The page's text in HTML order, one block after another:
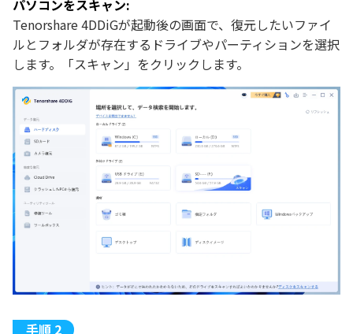
パソコンをスキャン:
Tenorshare 4DDiGが起動後の画面で、復元したいファイ
ルとフォルダが存在するドライブやパーティションを選択
します。「スキャン」をクリックします。